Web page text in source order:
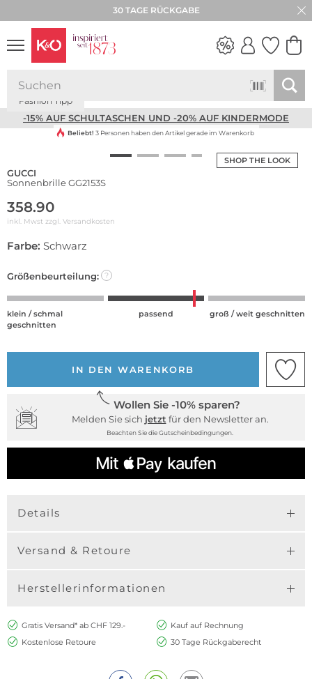
30 TAGE RÜCKGABE
NEW IN
WEDDING
-15% AUF SCHULTASCHEN UND -20% AUF KINDERMODE
SHOP THE LOOK
Fashion Tipp
Beliebt! 3 Personen haben den Artikel gerade im Warenkorb
GUCCI
Sonnenbrille GG2153S
358.90
inkl. Mwst zzgl. Versandkosten
Farbe: Schwarz
Größenbeurteilung: ?
klein / schmal
geschnitten
passend groß / weit geschnitten
IN DEN WARENKORB
Wollen Sie -10% sparen?
Melden Sie sich jetzt für den Newsletter an.
Beachten Sie die Gutscheinbedingungen.
Details
Versand & Retoure
Herstellerinformationen
Gratis Versand* ab CHF 129.-
Kauf auf Rechnung
Kostenlose Retoure
30 Tage Rückgaberecht